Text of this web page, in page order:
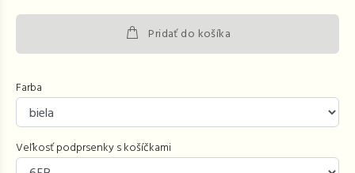
Pridať do košíka
Farba
Veľkosť podprsenky s košíčkami